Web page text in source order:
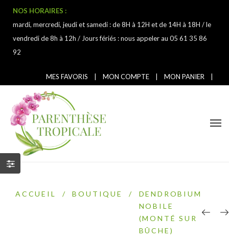
NOS HORAIRES :
mardi, mercredi, jeudi et samedi : de 8H à 12H et de 14H à 18H / le
vendredi de 8h à 12h / Jours fériés : nous appeler au 05 61 35 86
92
MES FAVORIS MON COMPTE MON PANIER
ACCUEIL / BOUTIQUE /
DENDROBIUM
NOBILE
(MONTÉ SUR
BÛCHE)